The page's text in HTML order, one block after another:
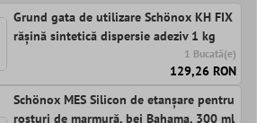
Grund gata de utilizare Schönox KH FIX
rășină sintetică dispersie adeziv 1 kg
1 Bucată(e)
129,26 RON
Schönox MES Silicon de etanșare pentru
rosturi de marmură, bej Bahama, 300 ml